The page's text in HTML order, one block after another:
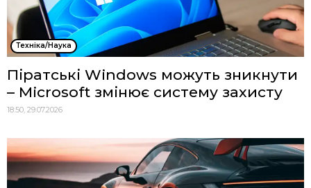
Техніка/Наука
Піратські Windows можуть зникнути
– Microsoft змінює систему захисту
18:50, 29.07.2026